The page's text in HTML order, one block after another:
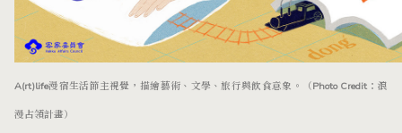
A(rt)life漫宿生活節主視覺，描繪藝術、文學、旅行與飲食意象。（Photo Credit：浪
漫占領計畫）